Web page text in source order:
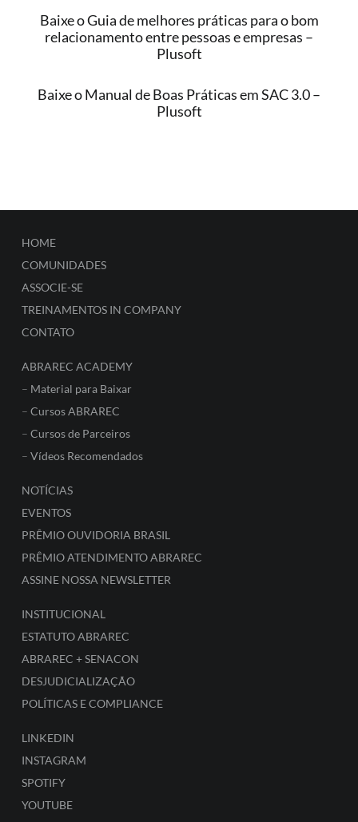
Baixe o Guia de melhores práticas para o bom
relacionamento entre pessoas e empresas –
Plusoft
Baixe o Manual de Boas Práticas em SAC 3.0 –
Plusoft
HOME
COMUNIDADES
ASSOCIE-SE
TREINAMENTOS IN COMPANY
CONTATO
ABRAREC ACADEMY
– Material para Baixar
– Cursos ABRAREC
– Cursos de Parceiros
– Vídeos Recomendados
NOTÍCIAS
EVENTOS
PRÊMIO OUVIDORIA BRASIL
PRÊMIO ATENDIMENTO ABRAREC
ASSINE NOSSA NEWSLETTER
INSTITUCIONAL
ESTATUTO ABRAREC
ABRAREC + SENACON
DESJUDICIALIZAÇÃO
POLÍTICAS E COMPLIANCE
LINKEDIN
INSTAGRAM
SPOTIFY
YOUTUBE